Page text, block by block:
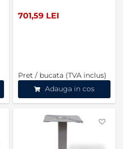
701,59 LEI
Pret / bucata (TVA inclus)
Adauga in cos